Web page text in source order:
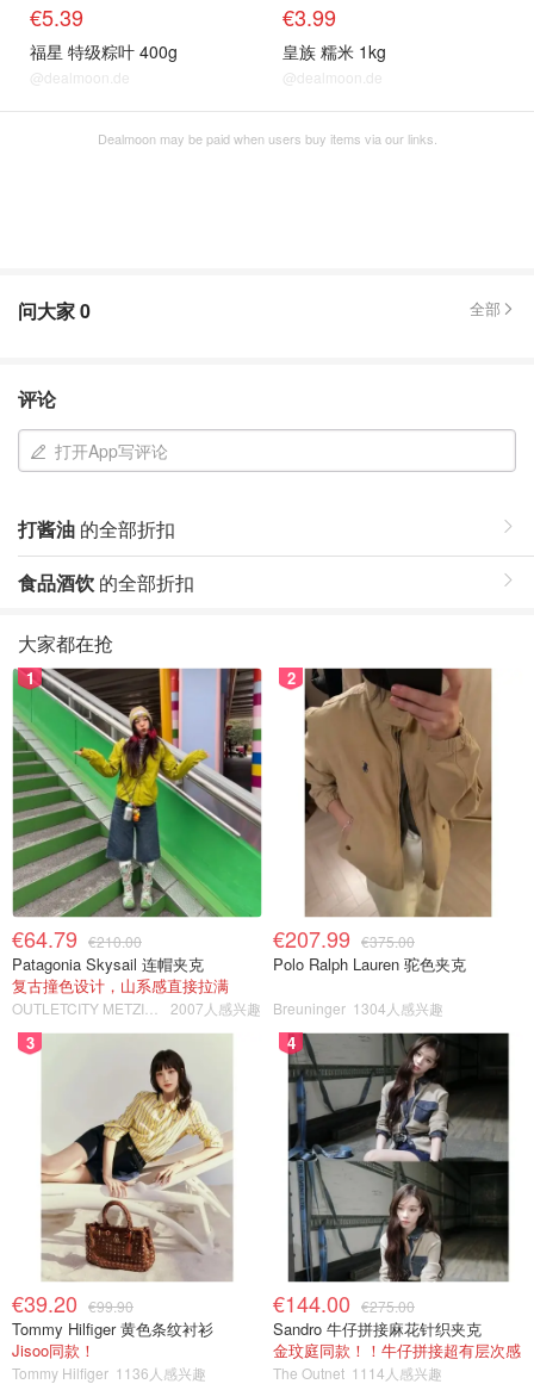
€5.39
福星 特级粽叶 400g
@dealmoon.de
€3.99
皇族 糯米 1kg
@dealmoon.de
Dealmoon may be paid when users buy items via our links.
问大家0 全部
评论
打开App写评论
打酱油 的全部折扣
食品酒饮 的全部折扣
大家都在抢
1
€64.79 €210.00
Patagonia Skysail 连帽夹克
复古撞色设计，山系感直接拉满
2007人感兴趣
2
€207.99 €375.00
Polo Ralph Lauren 驼色夹克
Breuninger 1304人感兴趣
3
€39.20 €99.90
Tommy Hilfiger 黄色条纹衬衫
Jisoo同款！
Tommy Hilfiger 1136人感兴趣
4
€144.00 €275.00
Sandro 牛仔拼接麻花针织夹克
金玟庭同款！！牛仔拼接超有层次感
The Outnet 1114人感兴趣